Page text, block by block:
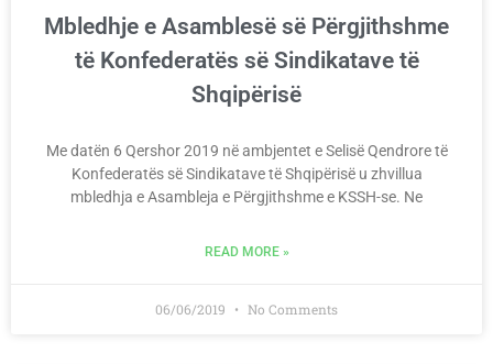
Mbledhje e Asamblesë së Përgjithshme
të Konfederatës së Sindikatave të
Shqipërisë
Me datën 6 Qershor 2019 në ambjentet e Selisë Qendrore të
Konfederatës së Sindikatave të Shqipërisë u zhvillua
mbledhja e Asambleja e Përgjithshme e KSSH-se. Ne
READ MORE »
06/06/2019 No Comments